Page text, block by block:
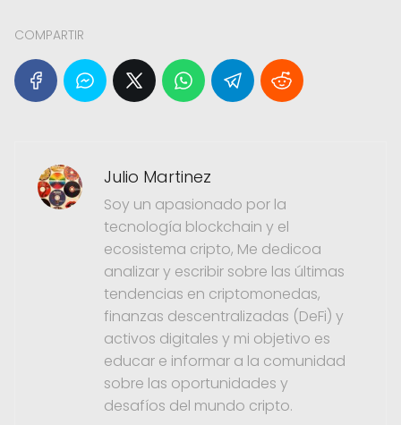
COMPARTIR
Julio Martinez
Soy un apasionado por la
tecnología blockchain y el
ecosistema cripto, Me dedicoa
analizar y escribir sobre las últimas
tendencias en criptomonedas,
finanzas descentralizadas (DeFi) y
activos digitales y mi objetivo es
educar e informar a la comunidad
sobre las oportunidades y
desafíos del mundo cripto.